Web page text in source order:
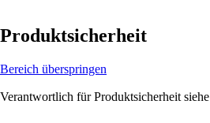
Produktsicherheit
Bereich überspringen
Verantwortlich für Produktsicherheit siehe